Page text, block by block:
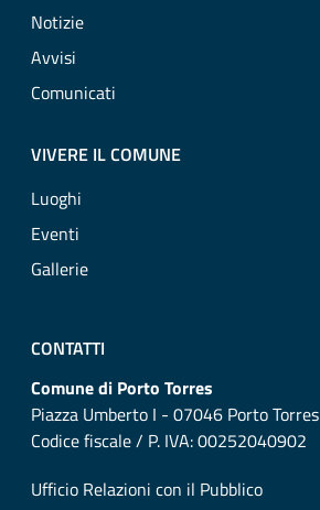
Notizie
Avvisi
Comunicati
VIVERE IL COMUNE
Luoghi
Eventi
Gallerie
CONTATTI
Comune di Porto Torres
Piazza Umberto I - 07046 Porto Torres
Codice fiscale / P. IVA: 00252040902
Ufficio Relazioni con il Pubblico